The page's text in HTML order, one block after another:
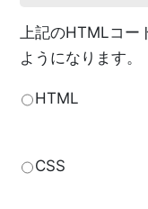
上記のHTMLコー
ようになります。
HTML
CSS